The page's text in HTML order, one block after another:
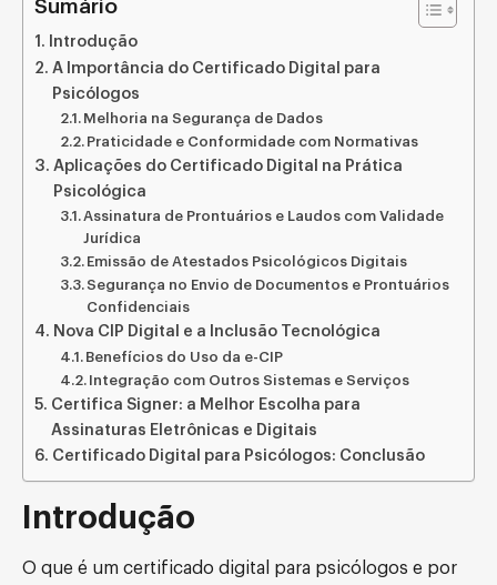
Sumário
Introdução
A Importância do Certificado Digital para
Psicólogos
Melhoria na Segurança de Dados
Praticidade e Conformidade com Normativas
Aplicações do Certificado Digital na Prática
Psicológica
Assinatura de Prontuários e Laudos com Validade
Jurídica
Emissão de Atestados Psicológicos Digitais
Segurança no Envio de Documentos e Prontuários
Confidenciais
Nova CIP Digital e a Inclusão Tecnológica
Benefícios do Uso da e-CIP
Integração com Outros Sistemas e Serviços
Certifica Signer: a Melhor Escolha para
Assinaturas Eletrônicas e Digitais
Certificado Digital para Psicólogos: Conclusão
Introdução
O que é um certificado digital para psicólogos e por